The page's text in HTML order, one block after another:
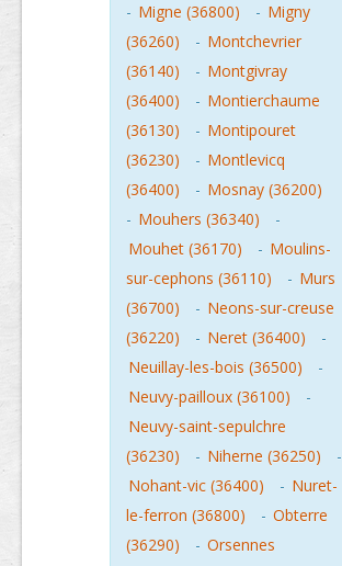
- Migne (36800) - Migny
(36260)
- Montchevrier
(36140)
- Montgivray
(36400)
- Montierchaume
(36130)
- Montipouret
(36230)
- Montlevicq
(36400)
- Mosnay (36200)
- Mouhers (36340)
-
Mouhet (36170)
- Moulins-
sur-cephons (36110)
- Murs
(36700)
- Neons-sur-creuse
(36220)
- Neret (36400)
-
Neuillay-les-bois (36500)
-
Neuvy-pailloux (36100)
-
Neuvy-saint-sepulchre
(36230)
- Niherne (36250)
-
Nohant-vic (36400)
- Nuret-
le-ferron (36800)
- Obterre
(36290)
- Orsennes